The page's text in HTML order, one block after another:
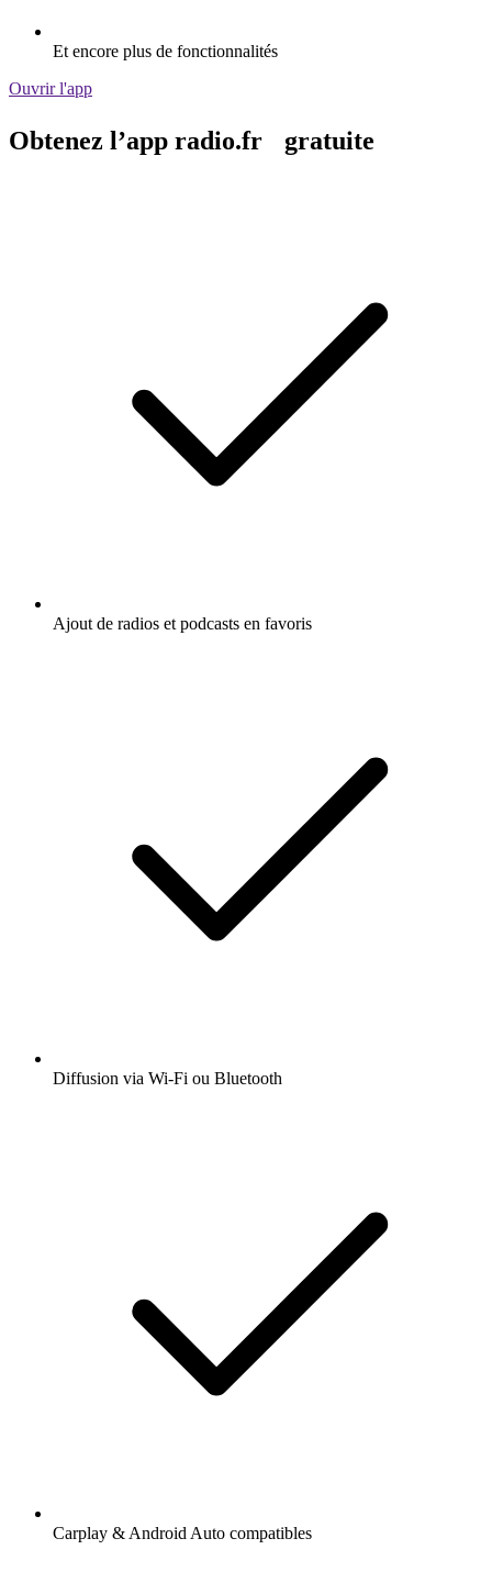
Et encore plus de fonctionnalités
Ouvrir l'app
Obtenez l’app radio.fr gratuite
Ajout de radios et podcasts en favoris
Diffusion via Wi-Fi ou Bluetooth
Carplay & Android Auto compatibles